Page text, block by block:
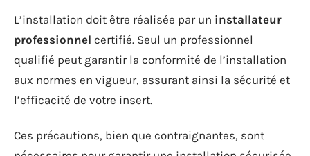
L’installation doit être réalisée par un installateur
professionnel certifié. Seul un professionnel
qualifié peut garantir la conformité de l’installation
aux normes en vigueur, assurant ainsi la sécurité et
l’efficacité de votre insert.
Ces précautions, bien que contraignantes, sont